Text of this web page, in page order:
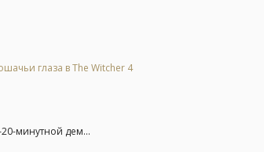
глаза в The Witcher 4
минутной дем...